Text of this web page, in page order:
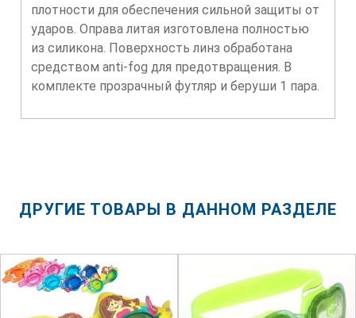
плотности для обеспечения сильной защиты от
ударов. Оправа литая изготовлена полностью
из силикона. Поверхность линз обработана
средством anti-fog для предотвращения. В
комплекте прозрачный футляр и беруши 1 пара.
ДРУГИЕ ТОВАРЫ В ДАННОМ РАЗДЕЛЕ